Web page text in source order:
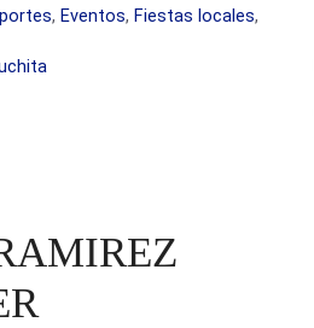
, Eventos, Fiestas locales,